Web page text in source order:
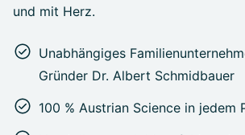
und mit Herz.
Unabhängiges
Gründer Dr. Albert Schmidbauer
100 % Austrian Science in jedem